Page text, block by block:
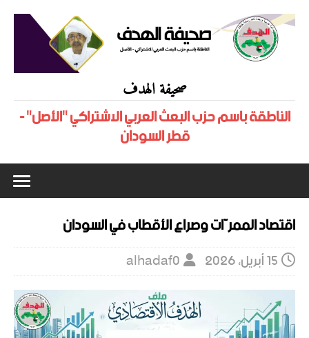
صحيفة الهدف
الناطقة باسم حزب البعث العربي الاشتراكي "الأصل" -
قطر السودان
اقتصاد الممرّات وصراع الأقطاب في السودان
15 أبريل، 2026 alhadaf0